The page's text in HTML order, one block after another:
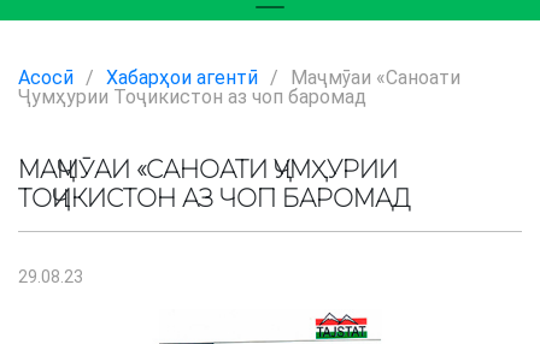
Асосӣ / Хабарҳои агентӣ /
Маҷмӯаи «Саноати
Ҷумҳурии Тоҷикистон аз чоп баромад
МАҶМӮАИ «САНОАТИ ҶУМҲУРИИ
ТОҶИКИСТОН АЗ ЧОП БАРОМАД
29.08.23